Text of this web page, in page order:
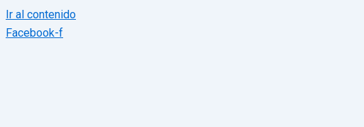
Ir al contenido
Facebook-f